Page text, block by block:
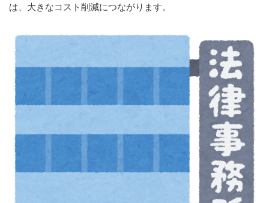
は、大きなコスト削減につながります。